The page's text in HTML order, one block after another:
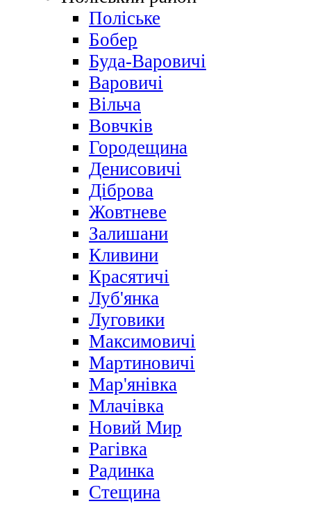
Поліське
Бобер
Буда-Варовичі
Варовичі
Вільча
Вовчків
Городещина
Денисовичі
Діброва
Жовтневе
Залишани
Кливини
Красятичі
Луб'янка
Луговики
Максимовичі
Мартиновичі
Мар'янівка
Млачівка
Новий Мир
Рагівка
Радинка
Стещина